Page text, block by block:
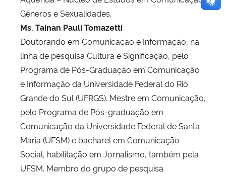
Gêneros e Sexualidades.
Ms. Tainan Pauli Tomazetti
Doutorando em Comunicação e Informação, na
linha de pesquisa Cultura e Significação, pelo
Programa de Pós-Graduação em Comunicação
e Informação da Universidade Federal do Rio
Grande do Sul (UFRGS). Mestre em Comunicação,
pelo Programa de Pós-graduação em
Comunicação da Universidade Federal de Santa
Maria (UFSM) e bacharel em Comunicação
Social, habilitação em Jornalismo, também pela
UFSM. Membro do grupo de pesquisa